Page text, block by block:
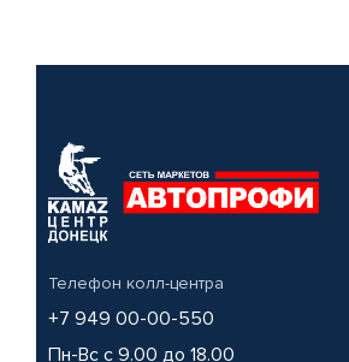
Телефон колл-центра
+7 949 00-00-550
Пн-Вс с 9.00 до 18.00